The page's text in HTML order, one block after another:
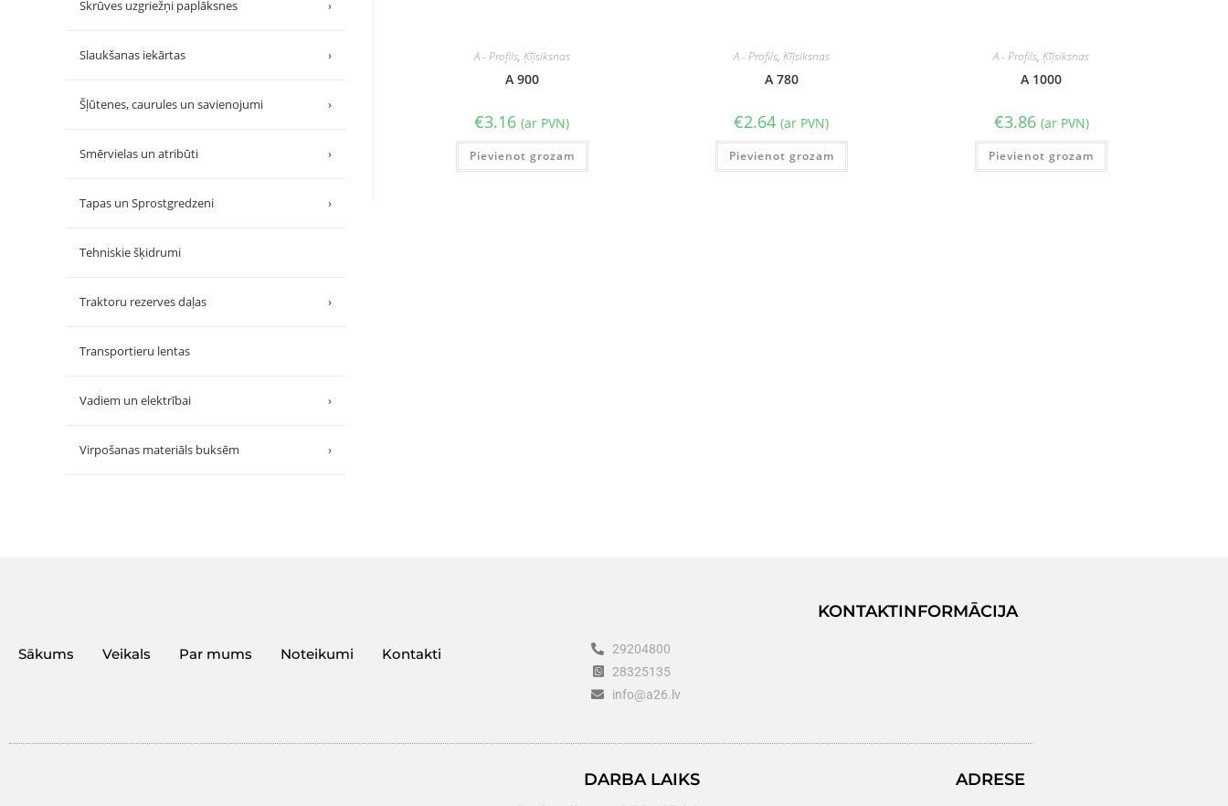
A - Profils, Ķīļsiksnas
A 900
€3.16 (ar PVN)
Pievienot grozam
A - Profils, Ķīļsiksnas
A 780
€2.64 (ar PVN)
Pievienot grozam
A - Profils,Ķīļsiksnas
A 1000
€3.86 (ar PVN)
Pievienot grozam
Skrūves uzgriežņi paplāksnes ›
Slaukšanas iekārtas ›
Šļūtenes, caurules un savienojumi ›
Smērvielas un atribūti ›
Tapas un Sprostgredzeni ›
Tehniskie šķidrumi
Traktoru rezerves daļas ›
Transportieru lentas
Vadiem un elektrībai ›
Virpošanas materiāls buksēm ›
Sākums Veikals Par mums Noteikumi Kontakti
KONTAKTINFORMĀCIJA
29204800
28325135
info@a26.lv
DARBA LAIKS ADRESE